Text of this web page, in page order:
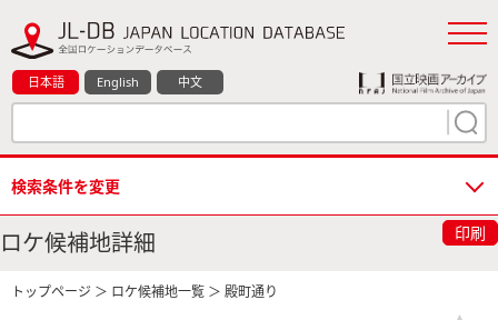
日本語 English 中文
検索条件を変更
ロケ候補地詳細 印刷
トップページ ＞ ロケ候補地一覧 ＞ 殿町通り